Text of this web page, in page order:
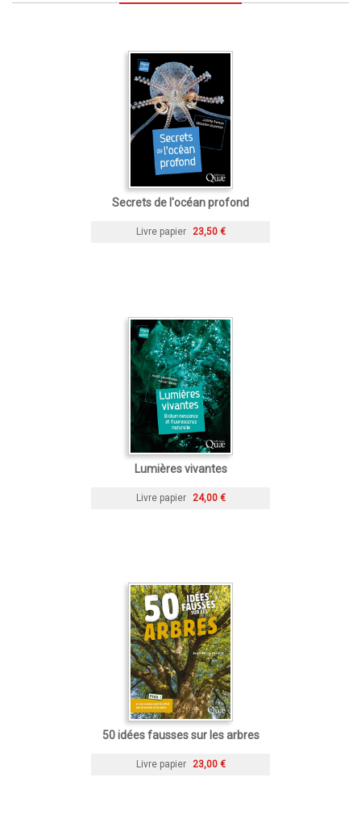
Secrets de l'océan profond
Livre papier 23,50 €
Lumières vivantes
Livre papier 24,00 €
50 idées fausses sur les arbres
Livre papier 23,00 €